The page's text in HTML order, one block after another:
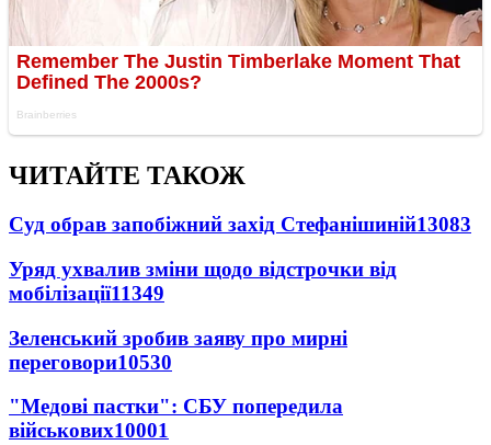
ЧИТАЙТЕ ТАКОЖ
Суд обрав запобіжний захід Стефанішиній13083
Уряд ухвалив зміни щодо відстрочки від
мобілізації11349
Зеленський зробив заяву про мирні
переговори10530
"Медові пастки": СБУ попередила
військових10001